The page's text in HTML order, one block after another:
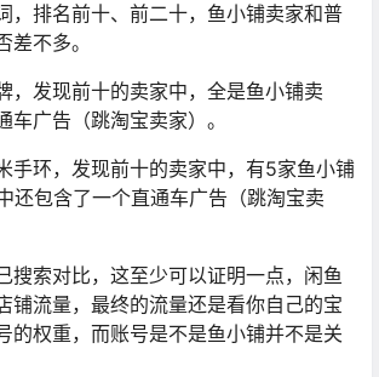
，排名前十、前二十，鱼小铺卖家和普
不多。
，发现前十的卖家中，全是鱼小铺卖
车广告（跳淘宝卖家）。
手环，发现前十的卖家中，有5家鱼小铺
还包含了一个直通车广告（跳淘宝卖
搜索对比，这至少可以证明一点，闲鱼
铺流量，最终的流量还是看你自己的宝
的权重，而账号是不是鱼小铺并不是关